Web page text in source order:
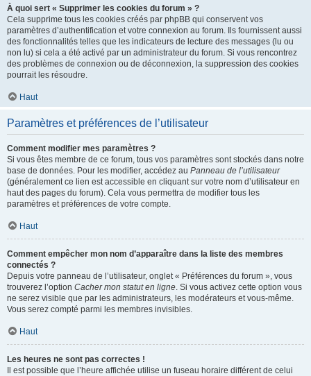
À quoi sert « Supprimer les cookies du forum » ?
Cela supprime tous les cookies créés par phpBB qui conservent vos
paramètres d’authentification et votre connexion au forum. Ils fournissent aussi
des fonctionnalités telles que les indicateurs de lecture des messages (lu ou
non lu) si cela a été activé par un administrateur du forum. Si vous rencontrez
des problèmes de connexion ou de déconnexion, la suppression des cookies
pourrait les résoudre.
Haut
Paramètres et préférences de l’utilisateur
Comment modifier mes paramètres ?
Si vous êtes membre de ce forum, tous vos paramètres sont stockés dans notre
base de données. Pour les modifier, accédez au Panneau de l’utilisateur
(généralement ce lien est accessible en cliquant sur votre nom d’utilisateur en
haut des pages du forum). Cela vous permettra de modifier tous les
paramètres et préférences de votre compte.
Haut
Comment empêcher mon nom d’apparaître dans la liste des membres
connectés ?
Depuis votre panneau de l’utilisateur, onglet « Préférences du forum », vous
trouverez l’option Cacher mon statut en ligne. Si vous activez cette option vous
ne serez visible que par les administrateurs, les modérateurs et vous-même.
Vous serez compté parmi les membres invisibles.
Haut
Les heures ne sont pas correctes !
Il est possible que l’heure affichée utilise un fuseau horaire différent de celui